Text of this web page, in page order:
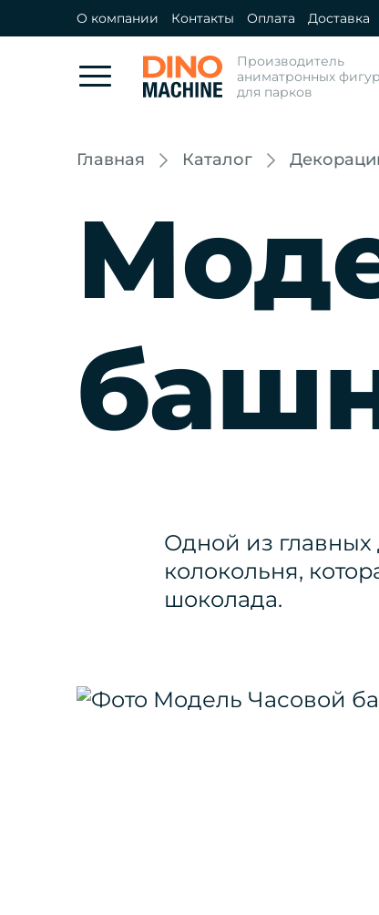
О компании Контакты Оплата Доставка
Производитель
аниматронных фигур
для парков
Главная Каталог
Одной из главных
колокольня,
шоколада.